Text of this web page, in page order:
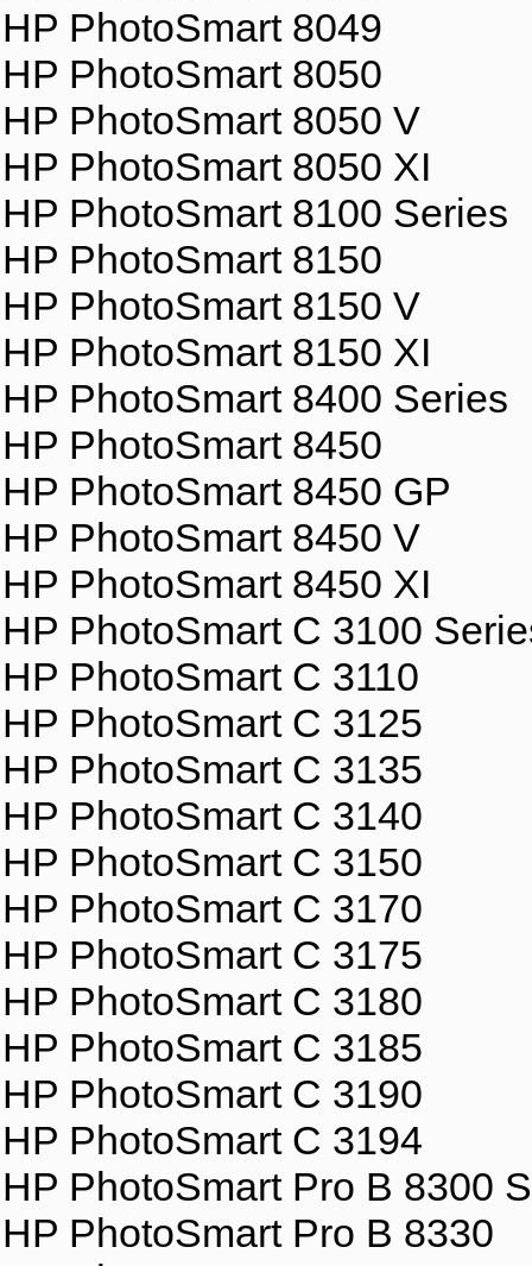
HP PhotoSmart 8049
HP PhotoSmart 8050
HP PhotoSmart 8050 V
HP PhotoSmart 8050 XI
HP PhotoSmart 8100 Series
HP PhotoSmart 8150
HP PhotoSmart 8150 V
HP PhotoSmart 8150 XI
HP PhotoSmart 8400 Series
HP PhotoSmart 8450
HP PhotoSmart 8450 GP
HP PhotoSmart 8450 V
HP PhotoSmart 8450 XI
HP PhotoSmart C 3100
HP PhotoSmart C 3110
HP PhotoSmart C 3125
HP PhotoSmart C 3135
HP PhotoSmart C 3140
HP PhotoSmart C 3150
HP PhotoSmart C 3170
HP PhotoSmart C 3175
HP PhotoSmart C 3180
HP PhotoSmart C 3185
HP PhotoSmart C 3190
HP PhotoSmart C 3194
HP PhotoSmart Pro B 8300
HP PhotoSmart Pro B 8330